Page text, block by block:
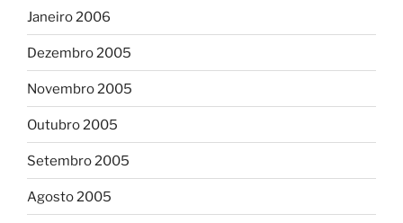
Janeiro 2006
Dezembro 2005
Novembro 2005
Outubro 2005
Setembro 2005
Agosto 2005